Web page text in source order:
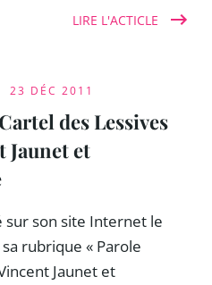
LIRE L'ACTICLE
23 DÉC 2011
des Lessives
Jaunet et
sur son site Internet le
rubrique « Parole
Jaunet et